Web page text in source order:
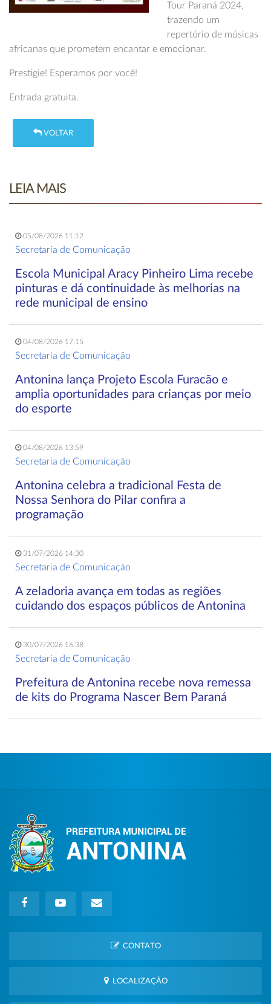
Tour Paraná 2024,
trazendo um
repertório de músicas
africanas que prometem encantar e emocionar.
Prestigie! Esperamos por você!
Entrada gratuita.
VOLTAR
LEIA MAIS
05/08/2026 11:12
Secretaria de Comunicação
Escola Municipal Aracy Pinheiro Lima recebe
pinturas e dá continuidade às melhorias na
rede municipal de ensino
04/08/2026 17:15
Secretaria de Comunicação
Antonina lança Projeto Escola Furacão e
amplia oportunidades para crianças por meio
do esporte
04/08/2026 13:59
Secretaria de Comunicação
Antonina celebra a tradicional Festa de
Nossa Senhora do Pilar confira a
programação
31/07/2026 14:30
Secretaria de Comunicação
A zeladoria avança em todas as regiões
cuidando dos espaços públicos de Antonina
30/07/2026 16:38
Secretaria de Comunicação
Prefeitura de Antonina recebe nova remessa
de kits do Programa Nascer Bem Paraná
CONTATO
LOCALIZAÇÃO